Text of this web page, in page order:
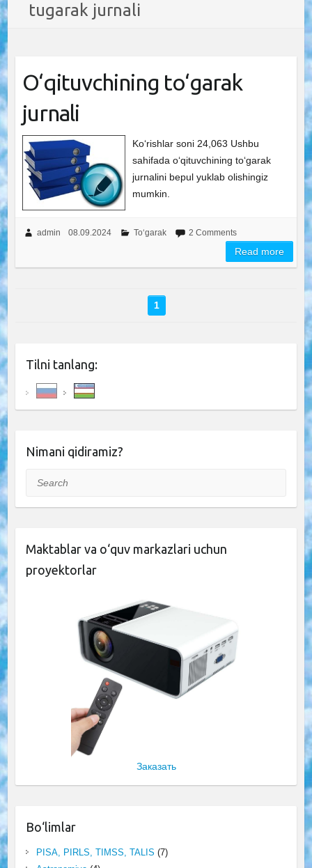
tugarak jurnali
O‘qituvchining to‘garak
jurnali
Ko‘rishlar soni 24,063 Ushbu
sahifada o‘qituvchining to‘garak
jurnalini bepul yuklab olishingiz
mumkin.
admin 08.09.2024 To‘garak 2 Comments
Read more
1
Tilni tanlang:
Nimani qidiramiz?
Search
Maktablar va o‘quv markazlari uchun
proyektorlar
Заказать
Bo‘limlar
PISA, PIRLS, TIMSS, TALIS (7)